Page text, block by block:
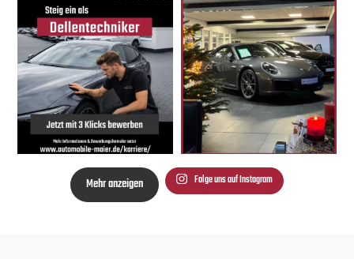
Mehr anzeigen Folge uns auf Instagram